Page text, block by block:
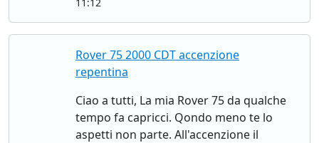
Rover 75 2000 CDT accenzione
repentina
Ciao a tutti, La mia Rover 75 da qualche
tempo fa capricci. Qondo meno te lo
aspetti non parte. All'accenzione il